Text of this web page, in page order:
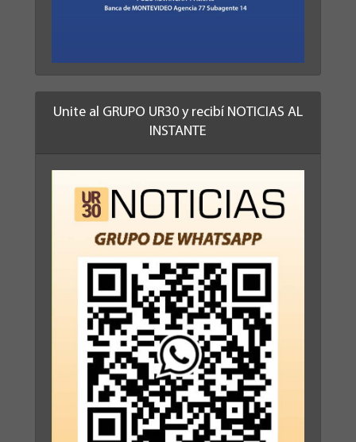
Unite al GRUPO UR30 y recibí NOTICIAS AL
INSTANTE